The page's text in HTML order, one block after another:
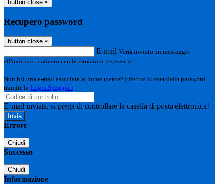
button close ×
Recupero password
button close ×
E-mail Verrà inviato un messaggio
all'indirizzo indicato con le istruzioni necessarie.
Non hai una e-mail associata al nome utente? Effettua il reset della password
tramite la Login Spaggiari
E-mail inviata, si prega di controllare la casella di posta elettronica!
Errore
Chiudi
Successo
Chiudi
Informazione